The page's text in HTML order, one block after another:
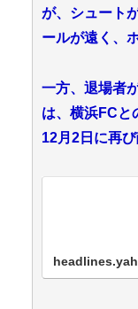
が、シュート
ールが遠く、
一方、退場者
は、横浜FCと
12月2日に再び